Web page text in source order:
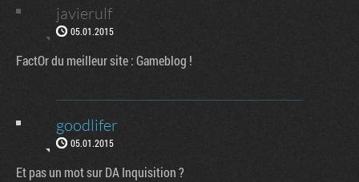
javierulf
05.01.2015
FactOr du meilleur site : Gameblog !
goodlifer
05.01.2015
Et pas un mot sur DA Inquisition ?